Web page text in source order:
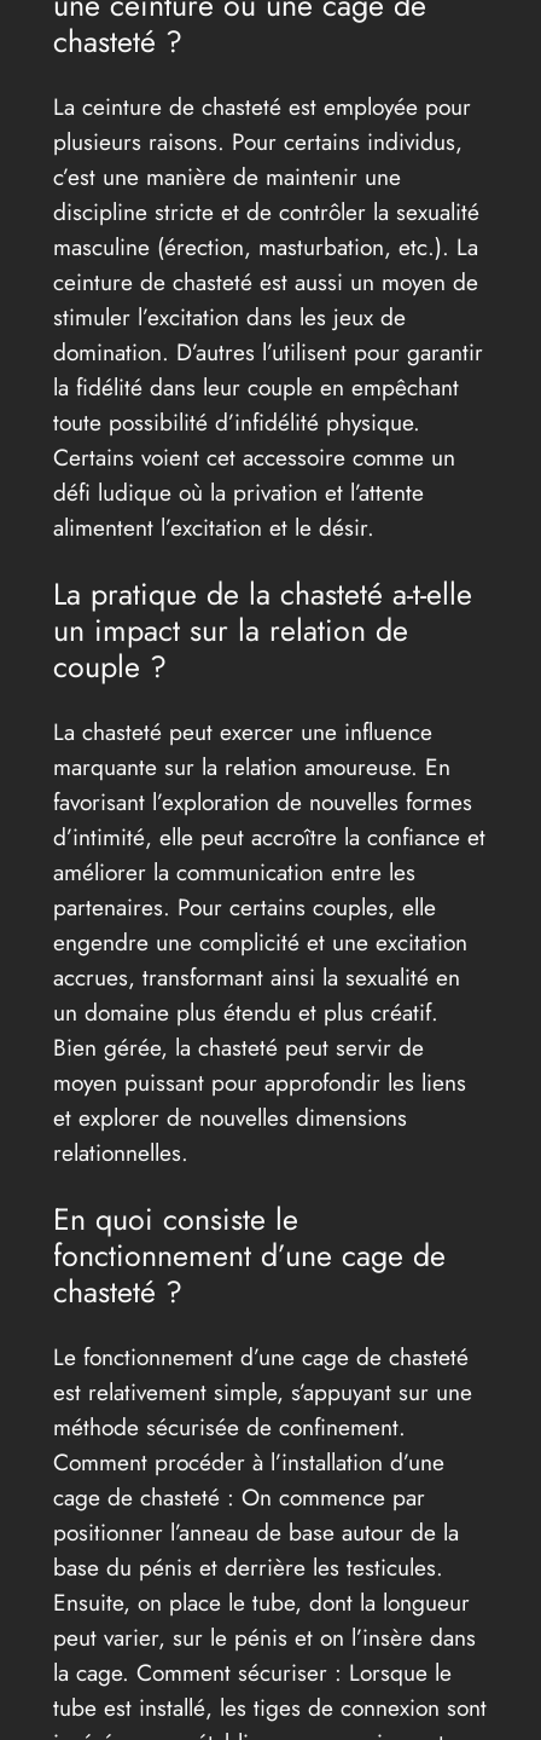
chasteté ?
La ceinture de chasteté est employée pour
plusieurs raisons. Pour certains individus,
c’est une manière de maintenir une
discipline stricte et de contrôler la sexualité
masculine (érection, masturbation, etc.). La
ceinture de chasteté est aussi un moyen de
stimuler l’excitation dans les jeux de
domination. D’autres l’utilisent pour garantir
la fidélité dans leur couple en empêchant
toute possibilité d’infidélité physique.
Certains voient cet accessoire comme un
défi ludique où la privation et l’attente
alimentent l’excitation et le désir.
La pratique de la chasteté a-t-elle
un impact sur la relation de
couple ?
La chasteté peut exercer une influence
marquante sur la relation amoureuse. En
favorisant l’exploration de nouvelles formes
d’intimité, elle peut accroître la confiance et
améliorer la communication entre les
partenaires. Pour certains couples, elle
engendre une complicité et une excitation
accrues, transformant ainsi la sexualité en
un domaine plus étendu et plus créatif.
Bien gérée, la chasteté peut servir de
moyen puissant pour approfondir les liens
et explorer de nouvelles dimensions
relationnelles.
En quoi consiste le
fonctionnement d’une cage de
chasteté ?
Le fonctionnement d’une cage de chasteté
est relativement simple, s’appuyant sur une
méthode sécurisée de confinement.
Comment procéder à l’installation d’une
cage de chasteté : On commence par
positionner l’anneau de base autour de la
base du pénis et derrière les testicules.
Ensuite, on place le tube, dont la longueur
peut varier, sur le pénis et on l’insère dans
la cage. Comment sécuriser : Lorsque le
tube est installé, les tiges de connexion sont